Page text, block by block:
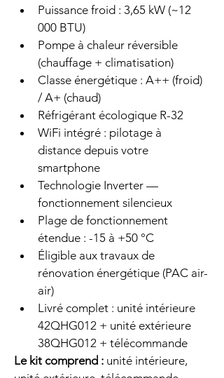
Puissance froid : 3,65 kW (~12
000 BTU)
Pompe à chaleur réversible
(chauffage + climatisation)
Classe énergétique : A++ (froid)
/ A+ (chaud)
Réfrigérant écologique R-32
WiFi intégré : pilotage à
distance depuis votre
smartphone
Technologie Inverter —
fonctionnement silencieux
Plage de fonctionnement
étendue : -15 à +50 °C
Éligible aux travaux de
rénovation énergétique (PAC air-
air)
Livré complet : unité intérieure
42QHG012 + unité extérieure
38QHG012 + télécommande
Le kit comprend : unité intérieure,